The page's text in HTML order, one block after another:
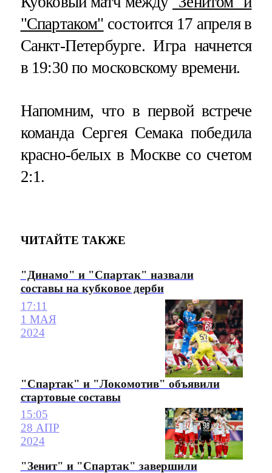
"Спартаком" состоится 17 апреля в
Санкт-Петербурге. Игра начнется
в 19:30 по московскому времени.
Напомним, что в первой встрече
команда Сергея Семака победила
красно-белых в Москве со счетом
2:1.
ЧИТАЙТЕ ТАКЖЕ
"Динамо" и "Спартак" назвали
составы на кубковое дерби
17:11
1 МАЯ
2024
"Спартак" и "Локомотив" объявили
стартовые составы
15:05
28 АПР
2024
"Зенит" и "Спартак" завершили